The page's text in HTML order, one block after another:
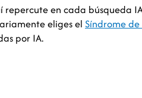
repercute en cada búsqueda
eliges el Síndrome
por IA.